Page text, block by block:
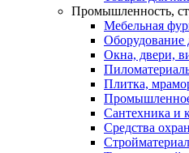
Промышленность,
Мебельная
Оборудование
Окна, двери,
Плитка,
Сантехника и
Средства